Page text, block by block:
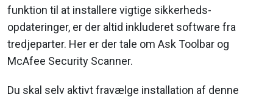
funktion til at installere vigtige sikkerheds-
opdateringer, er der altid inkluderet software fra
tredjeparter. Her er der tale om Ask Toolbar og
McAfee Security Scanner.
Du skal selv aktivt fravælge installation af denne